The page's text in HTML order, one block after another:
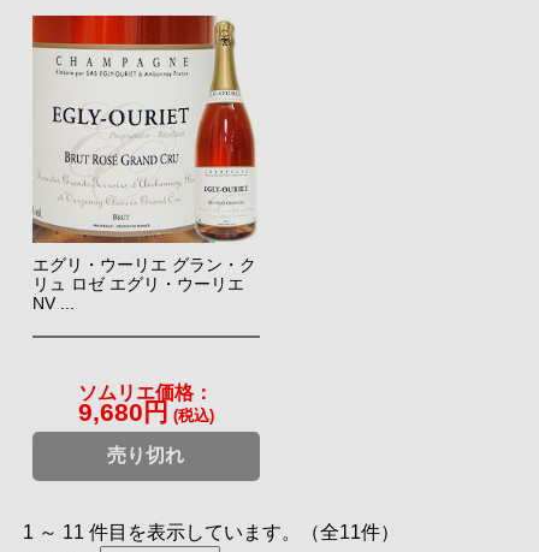
エグリ・ウーリエ グラン・ク
リュ ロゼ エグリ・ウーリエ
NV ...
ソムリエ価格：
9,680円 (税込)
売り切れ
1 ～ 11 件目を表示しています。（全11件）